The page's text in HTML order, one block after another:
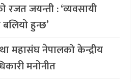
जयन्ती : ‘व्यवसायी
हुन्छ’
महासंघ नेपालको केन्द्रीय
मनोनीत